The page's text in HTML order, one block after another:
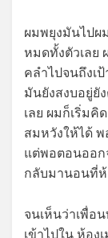
ผมพยุงมันไปผ
หมดทั้งตัวเลย
คลำไปจนถึงเ
มันยังสงบอยู่ยั
เลย ผมก็เริ่มคิ
สมหวังให้ได้
แต่พอตอนออก
กลับมานอนที่ห้
จนเห็นว่าเพื่อ
เข้าไปใน ห้อง